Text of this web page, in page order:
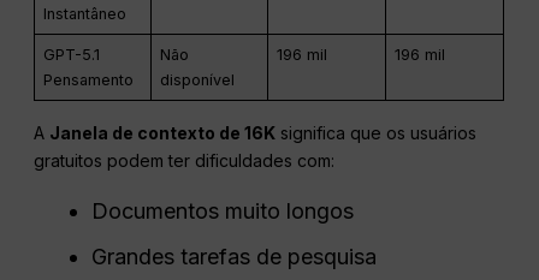
Instantâneo
GPT-5.1
Pensamento
Não
disponível
196 mil 196 mil
A Janela de contexto de 16K significa que os usuários
gratuitos podem ter dificuldades com:
Documentos muito longos
Grandes tarefas de pesquisa